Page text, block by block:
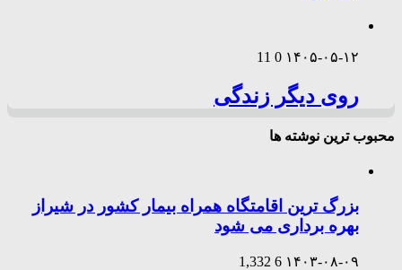
۱۴۰۵-۰۵-۱۲ 0
11
روی دیگر زندگی
محبوب ترین نوشته ها
بزرگ ترین اقامتگاه همراه بیمار کشور در شیراز
بهره برداری می شود
۱۴۰۳-۰۸-۰۹ 6
1,332